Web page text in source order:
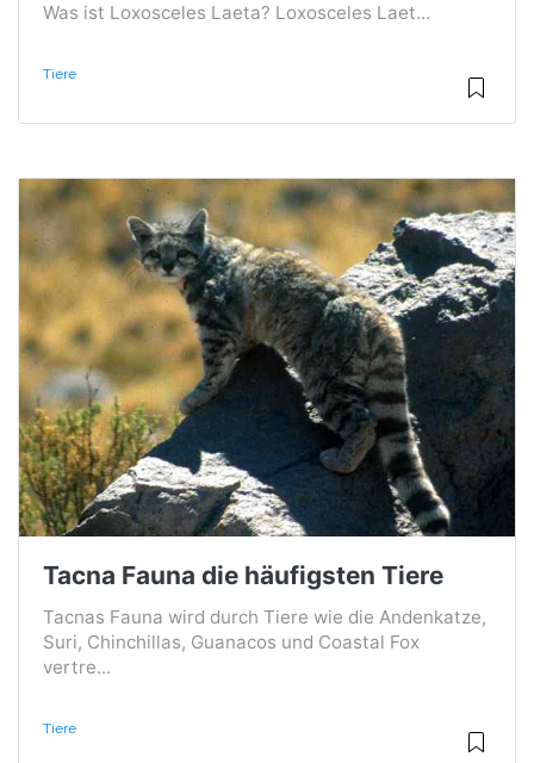
Was ist Loxosceles Laeta? Loxosceles Laet...
Tiere
Tacna Fauna die häufigsten Tiere
Tacnas Fauna wird durch Tiere wie die Andenkatze,
Suri, Chinchillas, Guanacos und Coastal Fox
vertre...
Tiere